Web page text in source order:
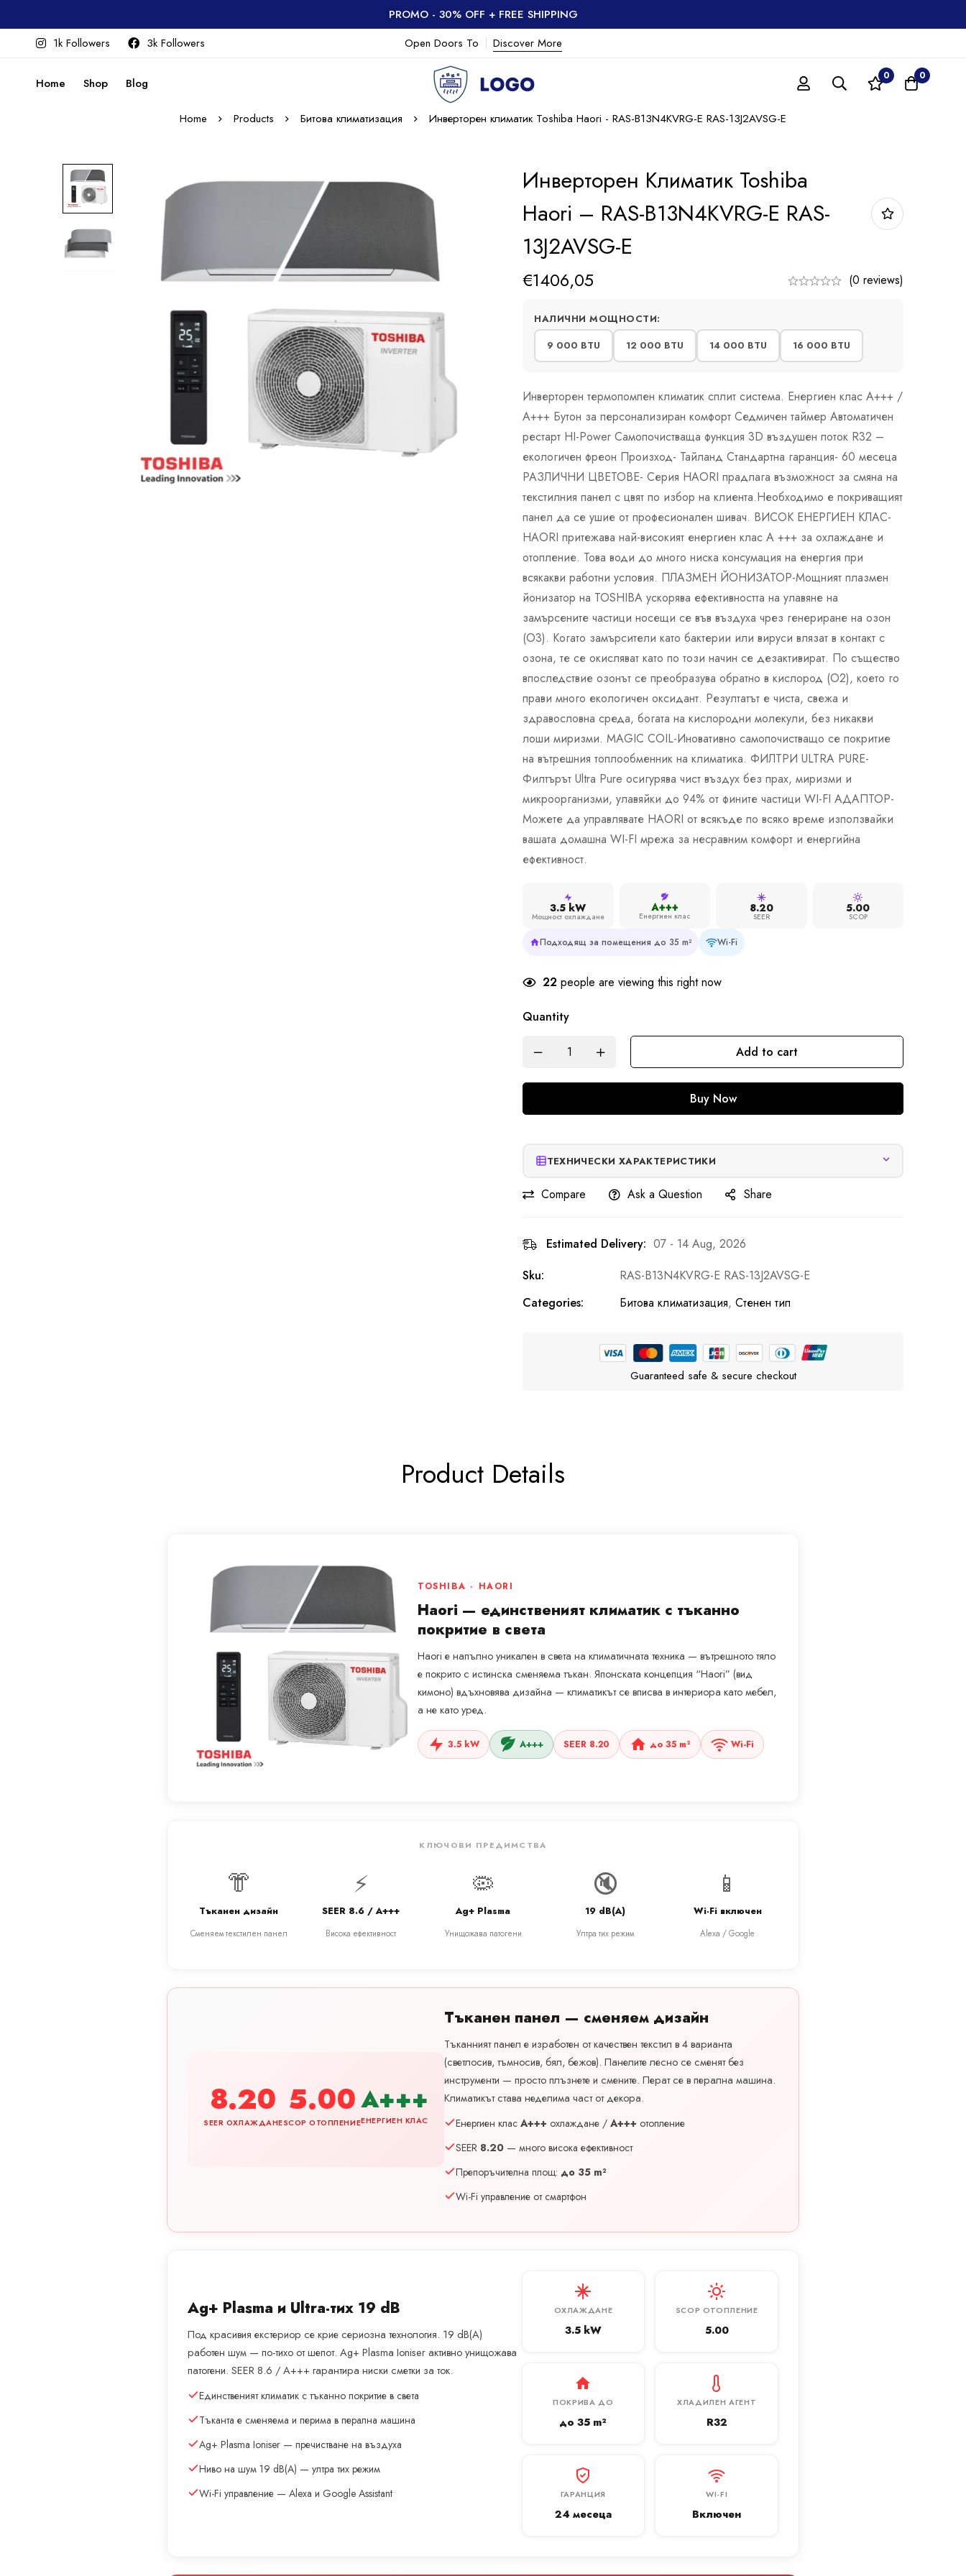
PROMO - 30% OFF + FREE SHIPPING
1k Followers
3k Followers Open Doors To Discover More
Home Shop Blog 0 0
Home Products Битова климатизация Инверторен климатик Toshiba Haori - RAS-B13N4KVRG-E RAS-13J2AVSG-E
Инверторен Климатик Toshiba
Haori – RAS-B13N4KVRG-E RAS-
13J2AVSG-E
€1406,05 (0 reviews)
НАЛИЧНИ МОЩНОСТИ:
9 000 BTU
12 000 BTU 14 000 BTU 16 000 BTU
Инверторен термопомпен климатик сплит система. Енергиен клас А+++ /
А+++ Бутон за персонализиран комфорт Седмичен таймер Автоматичен
рестарт HI-Power Самопочистваща функция 3D въздушен поток R32 –
екологичен фреон Произход- Тайланд Стандартна гаранция- 60 месеца
РАЗЛИЧНИ ЦВЕТОВЕ- Серия HAORI прадлага възможност за смяна на
текстилния панел с цвят по избор на клиента.Необходимо е покриващият
панел да се ушие от професионален шивач. ВИСОК ЕНЕРГИЕН КЛАС-
HAORI притежава най-високият енергиен клас A +++ за охлаждане и
отопление. Това води до много ниска консумация на енергия при
всякакви работни условия. ПЛАЗМЕН ЙОНИЗАТОР-Мощният плазмен
йонизатор на TOSHIBA ускорява ефективността на улавяне на
замърсените частици носещи се във въздуха чрез генериране на озон
(O3). Когато замърсители като бактерии или вируси влязат в контакт с
озона, те се окисляват като по този начин се дезактивират. По същество
впоследствие озонът се преобразува обратно в кислород (O2), което го
прави много екологичен оксидант. Резултатът е чиста, свежа и
здравословна среда, богата на кислородни молекули, без никакви
лоши миризми. MAGIC COIL-Иновативно самопочистващо се покритие
на вътрешния топлообменник на климатика. ФИЛТРИ ULTRA PURE-
Филтърът Ultra Pure осигурява чист въздух без прах, миризми и
микроорганизми, улавяйки до 94% от фините частици WI-FI АДАПТОР-
Можете да управлявате HAORI от всякъде по всяко време използвайки
вашата домашна WI-FI мрежа за несравним комфорт и енергийна
ефективност.
3.5 kW
Мощност охлаждане
A+++
Енергиен клас
8.20
SEER
5.00
SCOP
Подходящ за помещения до 35 m² Wi-Fi
22 people are viewing this right now
Quantity
Add to cart
Buy Now
ТЕХНИЧЕСКИ ХАРАКТЕРИСТИКИ
Compare Ask a Question Share
Estimated Delivery: 07 - 14 Aug, 2026
Sku:
RAS-B13N4KVRG-E RAS-13J2AVSG-E
Categories:
Битова климатизация, Стенен тип
Guaranteed safe & secure checkout
Product Details
TOSHIBA · HAORI
Haori — единственият климатик с тъканно
покритие в света
Haori е напълно уникален в света на климатичната техника — вътрешното тяло
е покрито с истинска сменяема тъкан. Японската концепция “Haori” (вид
кимоно) вдъхновява дизайна — климатикът се вписва в интериора като мебел,
а не като уред.
3.5 kW A+++ SEER 8.20 до 35 m² Wi-Fi
КЛЮЧОВИ ПРЕДИМСТВА
👘
Тъканен дизайн
Сменяем текстилен панел
⚡
SEER 8.6 / A+++
Висока ефективност
🦠
Ag+ Plasma
Унищожава патогени
🔇
19 dB(A)
Ултра тих режим
📱
Wi-Fi включен
Alexa / Google
8.20
SEER ОХЛАЖДАНЕ
5.00
SCOP ОТОПЛЕНИЕ
A+++
ЕНЕРГИЕН КЛАС
Тъканен панел — сменяем дизайн
Тъканният панел е изработен от качествен текстил в 4 варианта
(светлосив, тъмносив, бял, бежов). Панелите лесно се сменят без
инструменти — просто плъзнете и смените. Перат се в перална машина.
Климатикът става неделима част от декора.
Енергиен класA+++ охлаждане /A+++ отопление
SEER 8.20 — много висока ефективност
Препоръчителна площ: до 35 m²
Wi-Fi управление от смартфон
Ag+ Plasma и Ultra-тих 19 dB
Под красивия екстериор се крие сериозна технология. 19 dB(A)
работен шум — по-тихо от шепот. Ag+ Plasma Ioniser активно унищожава
патогени. SEER 8.6 / A+++ гарантира ниски сметки за ток.
Единственият климатик с тъканно покритие в света
Тъканта е сменяема и перима в перална машина
Ag+ Plasma Ioniser — пречистване на въздуха
Ниво на шум 19 dB(A) — ултра тих режим
Wi-Fi управление — Alexa и Google Assistant
ОХЛАЖДАНЕ
3.5 kW
SCOP ОТОПЛЕНИЕ
5.00
ПОКРИВА ДО
до 35 m²
ХЛАДИЛЕН АГЕНТ
R32
ГАРАНЦИЯ
24 месеца
WI-FI
Включен